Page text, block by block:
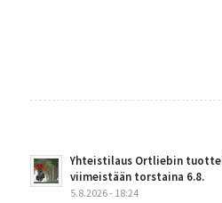
Yhteistilaus Ortliebin
viimeistään torstaina 6.8.
5.8.2026 - 18:24